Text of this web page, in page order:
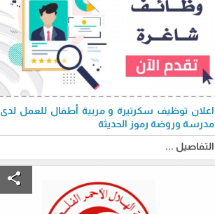
اعلان توظيف سكرتيرة و مربية أطفال للعمل لدى
مدرسة وروضة رموز الحديثة
التفاصيل ...
share